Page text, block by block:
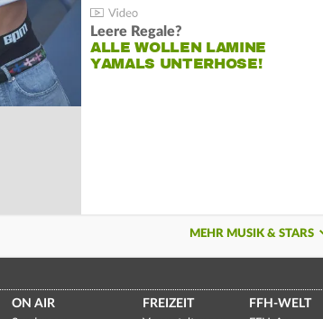
Leere Regale?
ALLE WOLLEN LAMINE
YAMALS UNTERHOSE!
MEHR MUSIK & STARS
ON AIR FREIZEIT FFH-WELT